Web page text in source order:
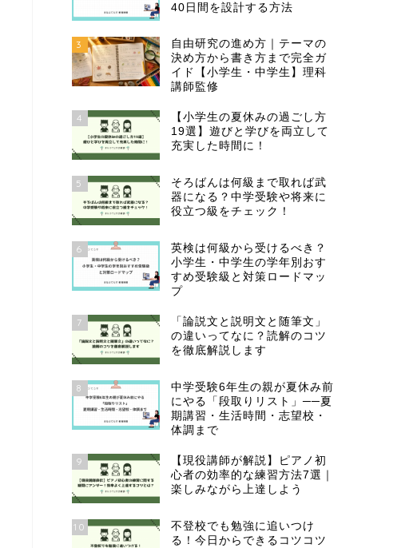
40日間を設計する方法
3
自由研究の進め方｜テーマの
決め方から書き方まで完全ガ
イド【小学生・中学生】理科
講師監修
4
【小学生の夏休みの過ごし方
19選】遊びと学びを両立して
充実した時間に！
5
そろばんは何級まで取れば武
器になる？中学受験や将来に
役立つ級をチェック！
6
英検は何級から受けるべき？
小学生・中学生の学年別おす
すめ受験級と対策ロードマッ
プ
7
「論説文と説明文と随筆文」
の違いってなに？読解のコツ
を徹底解説します
8
中学受験6年生の親が夏休み前
にやる「段取りリスト」──夏
期講習・生活時間・志望校・
体調まで
9
【現役講師が解説】ピアノ初
心者の効率的な練習方法7選｜
楽しみながら上達しよう
10
不登校でも勉強に追いつけ
る！今日からできるコツコツ